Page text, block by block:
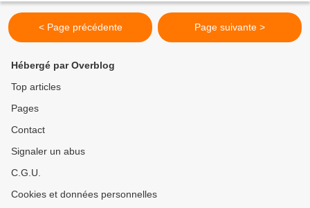
< Page précédente Page suivante >
Hébergé par Overblog
Top articles
Pages
Contact
Signaler un abus
C.G.U.
Cookies et données personnelles